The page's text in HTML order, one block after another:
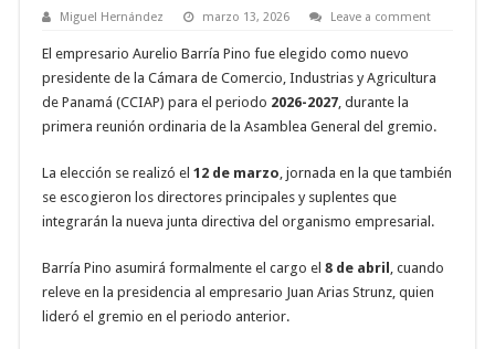
Miguel Hernández marzo 13, 2026 Leave a comment
El empresario Aurelio Barría Pino fue elegido como nuevo
presidente de la Cámara de Comercio, Industrias y Agricultura
de Panamá (CCIAP) para el periodo 2026-2027 , durante la
primera reunión ordinaria de la Asamblea General del gremio.
La elección se realizó el12 de marzo , jornada en la que también
se escogieron los directores principales y suplentes que
integrarán la nueva junta directiva del organismo empresarial.
Barría Pino asumirá formalmente el cargo el8 de abril
, cuando
releve en la presidencia al empresario Juan Arias Strunz, quien
lideró el gremio en el periodo anterior.